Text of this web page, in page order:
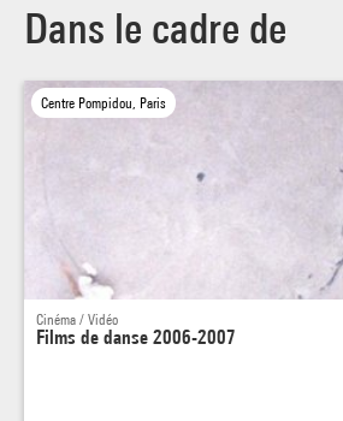
Doucement déjanté et subtilement
show décadré, filmé par Valérie Urréa,
nouveau monde tout proche. La
2008, avec un sol jaune, des T-shirts
vocal. Autant de petites machinations
enchantent cette rencontre fantaisiste
mouvement, qui nous parle de l'utopie
Dans le cadre de
Centre Pompidou, Paris
Cinéma / Vidéo
Films de danse 2006-2007